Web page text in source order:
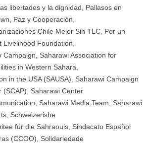
libertades y la dignidad, Pallasos en
Paz y Cooperación,
Chile Mejor Sin TLC, Por un
Livelihood Foundation,
Campaign, Saharawi Association for
in Western Sahara,
in the USA (SAUSA), Saharawi Campaign
(SCAP), Saharawi Center
Saharawi Media Team, Saharawi
Schweizerishe
für die Sahraouis, Sindacato Español
(CCOO), Solidariedade